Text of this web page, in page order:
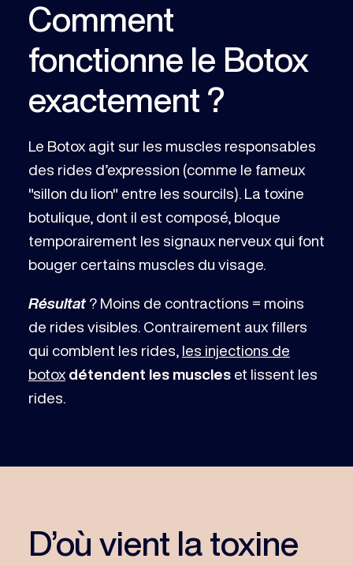
Comment
fonctionne le Botox
exactement ?
Le Botox agit sur les muscles responsables
des rides d’expression (comme le fameux
"sillon du lion" entre les sourcils). La toxine
botulique, dont il est composé, bloque
temporairement les signaux nerveux qui font
bouger certains muscles du visage.
Résultat? Moins de contractions = moins
de rides visibles. Contrairement aux fillers
qui comblent les rides, les injections de
botox détendent les muscles et lissent les
rides.
D’où vient la toxine